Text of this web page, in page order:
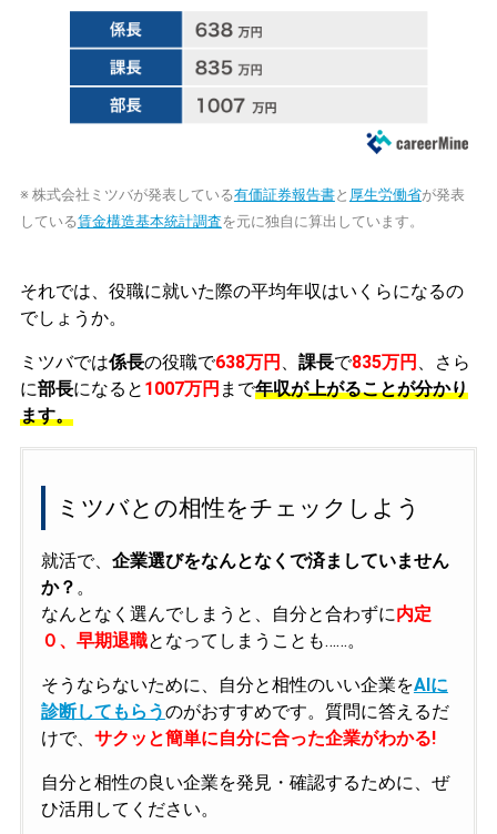
※ 株式会社ミツバが発表している有価証券報告書と 厚生労働省が発表
している賃金構造基本統計調査を元に独自に算出しています。
それでは、役職に就いた際の平均年収はいくらになるの
でしょうか。
ミツバでは係長の役職で638万円 課長で835万円
、さら
に部長になると 1007万円 まで年収が上がることが分かり
ます。
ミツバとの相性をチェックしよう
就活で、 企業選びをなんとなくで済ましていません
か？ 。
なんとなく選んでしまうと、自分と合わずに内定
０、早期退職となってしまうことも……。
そうならないために、自分と相性のいい企業をAIに
診断してもらうのがおすすめです。質問に答えるだ
けで、 サクッと簡単に自分に合った企業がわかる!
自分と相性の良い企業を発見・確認するために、ぜ
ひ活用してください。